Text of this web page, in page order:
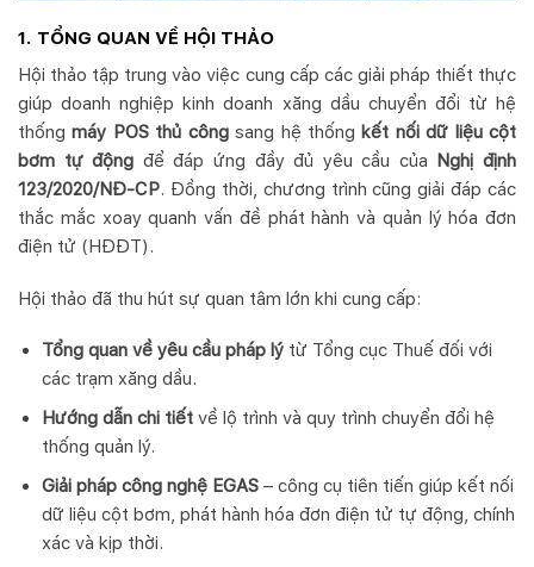
1. TỔNG QUAN VỀ HỘI THẢO
Hội thảo tập trung vào việc cung cấp các giải pháp thiết thực
giúp doanh nghiệp kinh doanh xăng dầu chuyển đổi từ hệ
thốngmáy POS thủ côngsang hệ thống kết nối dữ liệu cột
bơm tự động để đáp ứng đầy đủ yêu cầu của
Nghị định
123/2020/NĐ-CP. Đồng thời, chương trình cũng giải đáp các
thắc mắc xoay quanh vấn đề phát hành và quản lý hóa đơn
điện tử (HĐĐT).
Hội thảo đã thu hút sự quan tâm lớn khi cung cấp:
Tổng quan về yêu cầu pháp lýtừ Tổng cục Thuế đối với
các trạm xăng dầu.
Hướng dẫn chi tiếtvề lộ trình và quy trình chuyển đổi hệ
thống quản lý.
Giải pháp công nghệ EGAS– công cụ tiên tiến giúp kết nối
dữ liệu cột bơm, phát hành hóa đơn điện tử tự động, chính
xác và kịp thời.